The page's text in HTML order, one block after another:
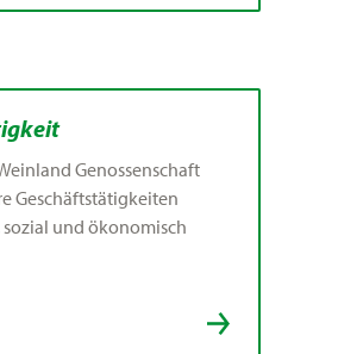
Genossenschaft
Geschäftstätigkeiten
und ökonomisch